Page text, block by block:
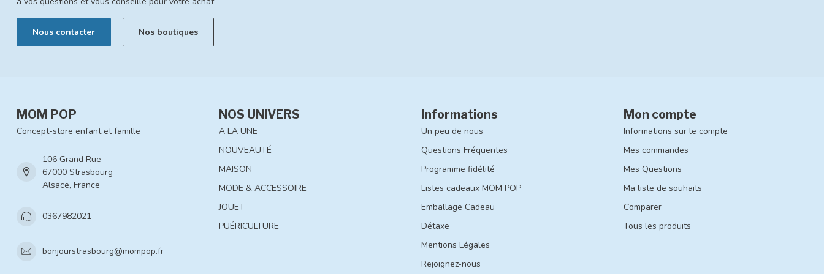
Nous contacter Nos boutiques
MOM POP
Concept-store enfant et famille
106 Grand Rue
67000 Strasbourg
Alsace, France
0367982021
bonjourstrasbourg@mompop.fr
NOS UNIVERS
A LA UNE
NOUVEAUTÉ
MAISON
MODE & ACCESSOIRE
JOUET
PUÉRICULTURE
Informations
Un peu de nous
Questions Fréquentes
Programme fidélité
Listes cadeaux MOM POP
Emballage Cadeau
Détaxe
Mentions Légales
Rejoignez-nous
Mon compte
Informations sur le compte
Mes commandes
Mes Questions
Ma liste de souhaits
Comparer
Tous les produits